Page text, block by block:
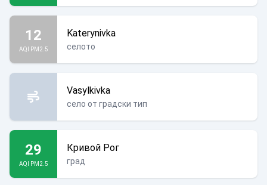
12
AQI PM2.5
Katerynivka
селото
Vasylkivka
село от градски тип
29
AQI PM2.5
Кривой Рог
град